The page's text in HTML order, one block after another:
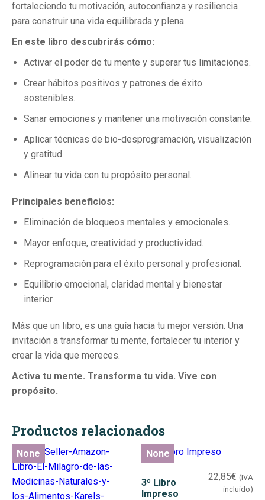
fortaleciendo tu motivación, autoconfianza y resiliencia
para construir una vida equilibrada y plena.
En este libro descubrirás cómo:
Activar el poder de tu mente y superar tus limitaciones.
Crear hábitos positivos y patrones de éxito
sostenibles.
Sanar emociones y mantener una motivación constante.
Aplicar técnicas de bio-desprogramación, visualización
y gratitud.
Alinear tu vida con tu propósito personal.
Principales beneficios:
Eliminación de bloqueos mentales y emocionales.
Mayor enfoque, creatividad y productividad.
Reprogramación para el éxito personal y profesional.
Equilibrio emocional, claridad mental y bienestar
interior.
Más que un libro, es una guía hacia tu mejor versión. Una
invitación a transformar tu mente, fortalecer tu interior y
crear la vida que mereces.
Activa tu mente. Transforma tu vida. Vive con
propósito.
Productos relacionados
None
None
None None
None
None
3º Libro
Impreso
22,85€ (IVA
incluido)